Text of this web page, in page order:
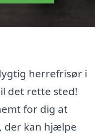
herrefrisør i
det rette sted!
for dig at
der kan hjælpe